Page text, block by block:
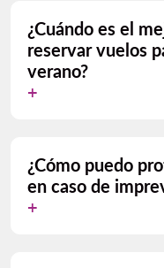
¿Cuándo es el
reservar vuelos
verano?
¿Cómo puedo
en caso de